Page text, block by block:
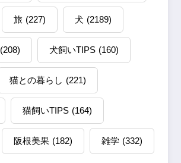
旅 (227) 犬 (2189)
(208) 犬飼いTIPS (160)
猫との暮らし (221)
猫飼いTIPS (164)
阪根美果 (182) 雑学 (332)